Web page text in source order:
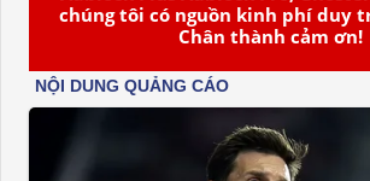
chúng tôi có nguồn kinh phí duy
Chân thành cảm ơn!